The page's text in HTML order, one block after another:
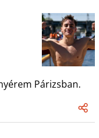
Párizsban.